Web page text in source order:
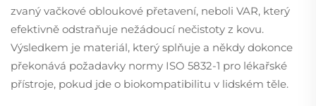
zvaný vačkové obloukové přetavení, neboli VAR, který
efektivně odstraňuje nežádoucí nečistoty z kovu.
Výsledkem je materiál, který splňuje a někdy dokonce
překonává požadavky normy ISO 5832-1 pro lékařské
přístroje, pokud jde o biokompatibilitu v lidském těle.